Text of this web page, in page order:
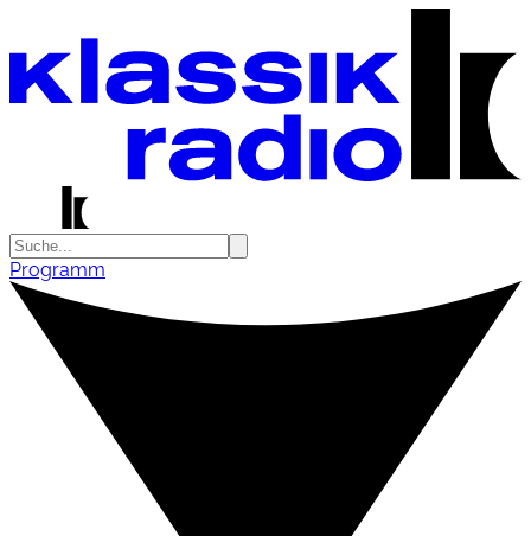
Programm